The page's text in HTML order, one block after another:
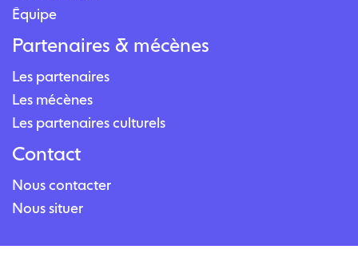
Équipe
Partenaires & mécènes
Les partenaires
Les mécènes
Les partenaires culturels
Contact
Nous contacter
Nous situer